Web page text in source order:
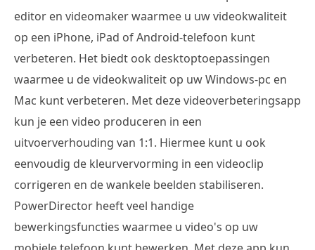
editor en videomaker waarmee u uw videokwaliteit
op een iPhone, iPad of Android-telefoon kunt
verbeteren. Het biedt ook desktoptoepassingen
waarmee u de videokwaliteit op uw Windows-pc en
Mac kunt verbeteren. Met deze videoverbeteringsapp
kun je een video produceren in een
uitvoerverhouding van 1:1. Hiermee kunt u ook
eenvoudig de kleurvervorming in een videoclip
corrigeren en de wankele beelden stabiliseren.
PowerDirector heeft veel handige
bewerkingsfuncties waarmee u video's op uw